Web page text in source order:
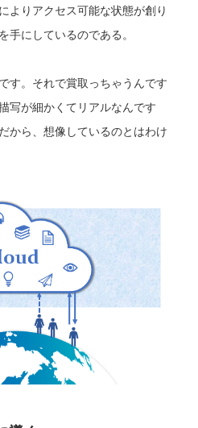
よりアクセス可能な状態が創り
手にしているのである。
す。それで賞取っちゃうんです
写が細かくてリアルなんです
から、想像しているのとはわけ